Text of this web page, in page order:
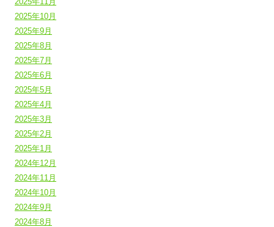
2025年10月
2025年9月
2025年8月
2025年7月
2025年6月
2025年5月
2025年4月
2025年3月
2025年2月
2025年1月
2024年12月
2024年11月
2024年10月
2024年9月
2024年8月